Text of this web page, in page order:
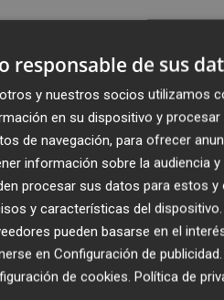
VACÍAS
por el Ministerio de
del año, el informe
a extranjeros han
de la capital española.
altos datos de
vacías. Esta es la
responsable de sus
y nuestros socios utilizamos
en su dispositivo y
de navegación, para ofrecer
información sobre la audiencia
procesar sus datos para estos
y características del
pueden basarse en el
en Configuración de publicidad
de cookies. Política de